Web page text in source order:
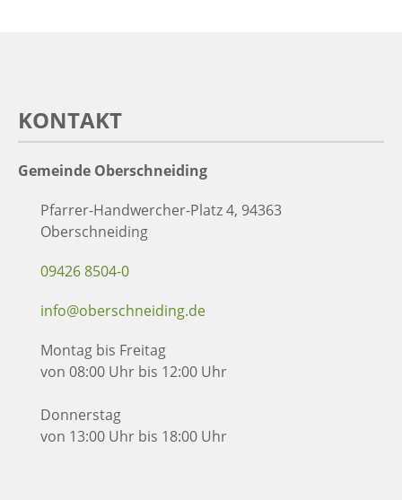
KONTAKT
Gemeinde Oberschneiding
Pfarrer-Handwercher-Platz 4, 94363
Oberschneiding
09426 8504-0
info@oberschneiding.de
Montag bis Freitag
von 08:00 Uhr bis 12:00 Uhr
Donnerstag
von 13:00 Uhr bis 18:00 Uhr